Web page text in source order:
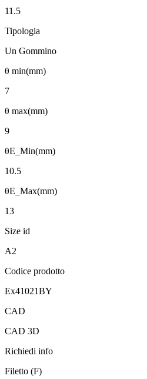
11.5
Tipologia
Un Gommino
θ min(mm)
7
θ max(mm)
9
θE_Min(mm)
10.5
θE_Max(mm)
13
Size id
A2
Codice prodotto
Ex41021BY
CAD
CAD 3D
Richiedi info
Filetto (F)